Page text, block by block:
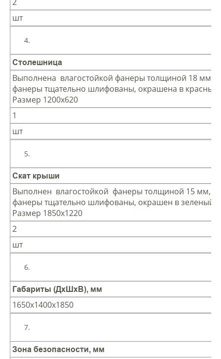
шт
Столешница
Выполнена влагостойкой фанеры толщиной 18 мм,
фанеры тщательно шлифованы, окрашена в красный
Размер 1200х620
1
шт
Скат крыши
Выполнен влагостойкой фанеры толщиной 15 мм,
фанеры тщательно шлифованы, окрашен в зеленый
Размер 1850х1220
2
шт
Габариты (ДхШхВ), мм
1650х1400х1850
Зона безопасности, мм